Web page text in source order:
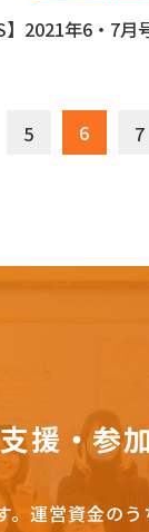
】2021年6・7月
5 6 7
援・参
運営資金のう